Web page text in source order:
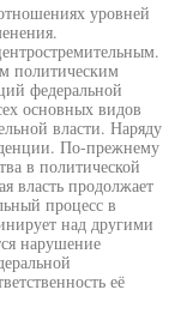
уровней
политическим
федеральной
основных видов
власти. Наряду
По-прежнему
в политической
власть продолжает
процесс в
над другими
нарушение
её